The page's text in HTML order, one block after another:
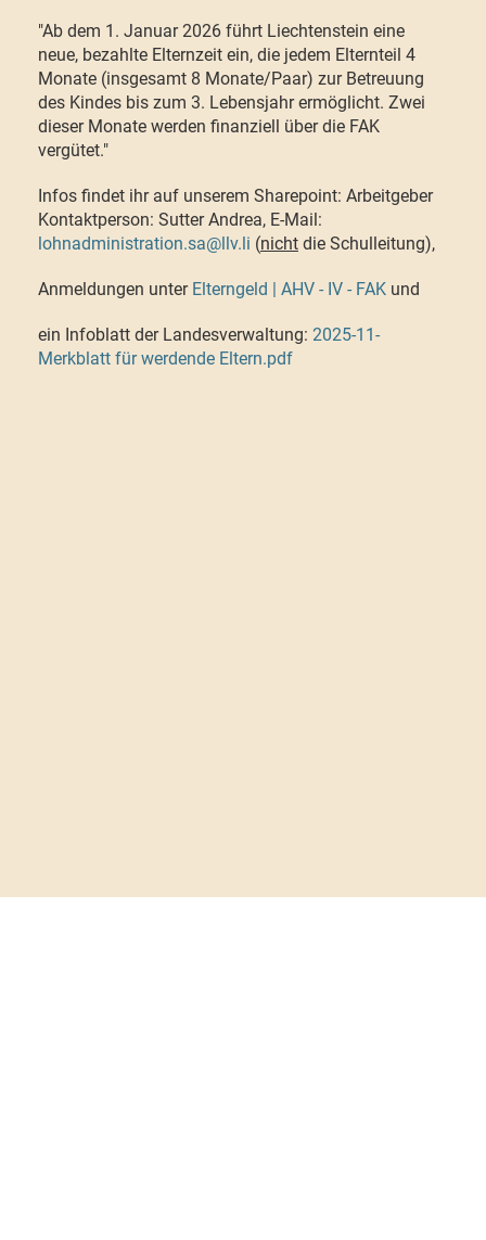
"Ab dem 1. Januar 2026 führt Liechtenstein eine
neue, bezahlte Elternzeit ein, die jedem Elternteil 4
Monate (insgesamt 8 Monate/Paar) zur Betreuung
des Kindes bis zum 3. Lebensjahr ermöglicht. Zwei
dieser Monate werden finanziell über die FAK
vergütet."
Infos findet ihr auf unserem Sharepoint: Arbeitgeber
Kontaktperson: Sutter Andrea, E-Mail:
lohnadministration.sa@llv.li (nicht die Schulleitung),
Anmeldungen unter Elterngeld | AHV - IV - FAK und
ein Infoblatt der Landesverwaltung: 2025-11-
Merkblatt für werdende Eltern.pdf